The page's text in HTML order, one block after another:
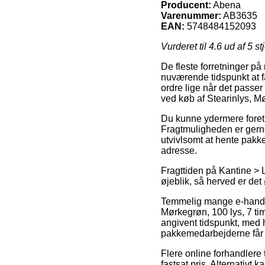
Producent: Abena
Varenummer: AB3635
EAN: 5748484152093
Vurderet til 4.6 ud af 5
De fleste forretninger
nuværende tidspunkt at
ordre lige når det
ved køb af Stearinlys,
Du kunne ydermere
Fragtmuligheden er
utvivlsomt at hente
adresse.
Fragttiden på Kantine >
øjeblik, så herved er
Temmelig mange e-
Mørkegrøn, 100 lys, 7
angivent tidspunkt, med
pakkemedarbejderne får
Flere online forhandlere